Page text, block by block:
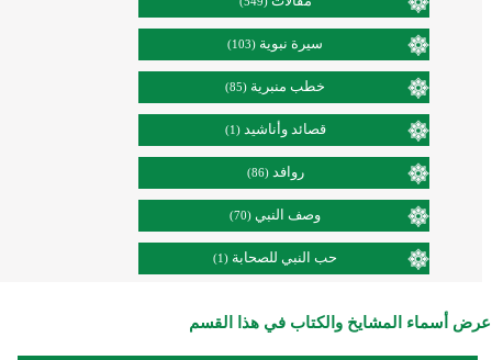
سيرة نبوية (103)
خطب منبرية (85)
قصائد وأناشيد (1)
روافد (86)
وصف النبي (70)
حب النبي للصحابة (1)
عرض أسماء المشايخ والكتاب في هذا القسم